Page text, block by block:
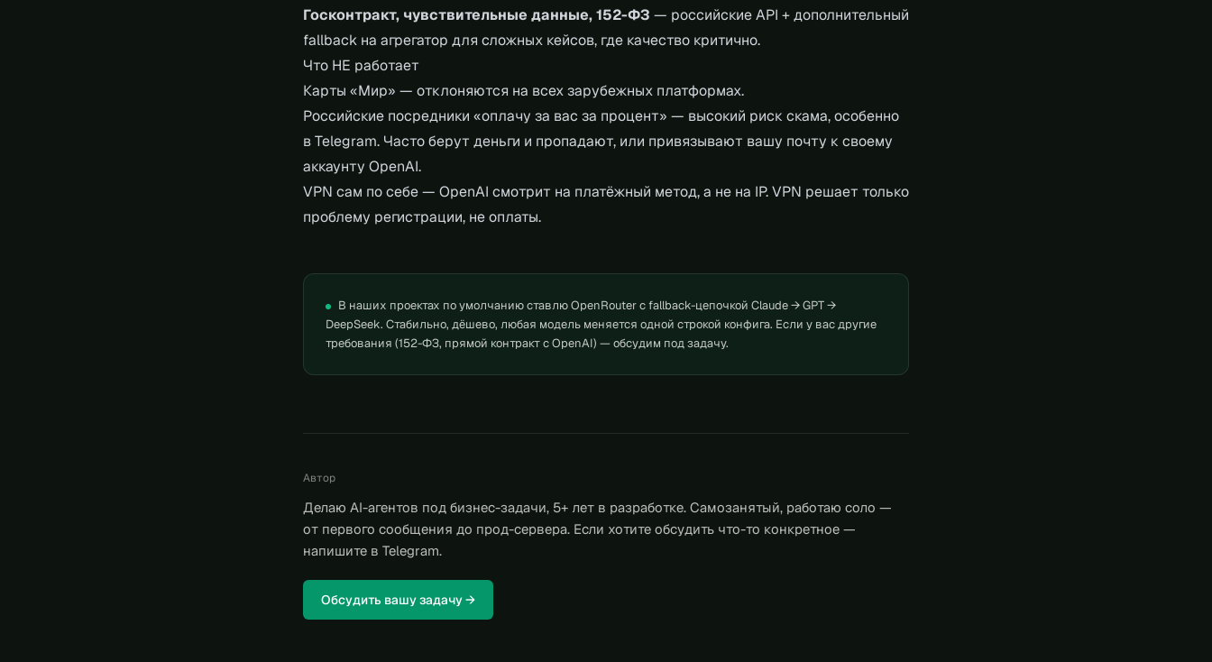
Госконтракт, чувствительные данные, 152-ФЗ — российские API + дополнительный
fallback на агрегатор для сложных кейсов, где качество критично.
Что НЕ работает
Карты «Мир» — отклоняются на всех зарубежных платформах.
Российские посредники «оплачу за вас за процент» — высокий риск скама, особенно
в Telegram. Часто берут деньги и пропадают, или привязывают вашу почту к своему
аккаунту OpenAI.
VPN сам по себе — OpenAI смотрит на платёжный метод, а не на IP. VPN решает только
проблему регистрации, не оплаты.
В наших проектах по умолчанию ставлю OpenRouter с fallback-цепочкой Claude → GPT →
DeepSeek. Стабильно, дёшево, любая модель меняется одной строкой конфига. Если у вас другие
требования (152-ФЗ, прямой контракт с OpenAI) — обсудим под задачу.
Автор
Делаю AI-агентов под бизнес-задачи, 5+ лет в разработке. Самозанятый, работаю соло —
от первого сообщения до прод-сервера. Если хотите обсудить что-то конкретное —
напишите в Telegram.
Обсудить вашу задачу →